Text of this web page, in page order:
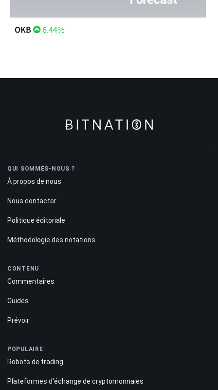
OKB 6.44%
QUI SOMMES-NOUS ?
À propos de nous
Nous contacter
Politique éditoriale
Méthodologie des notations
CONTENU
Commentaires
Guides
Prévoir
POPULAIRE
Robots de trading
Plateformes d'échange de cryptomonnaies